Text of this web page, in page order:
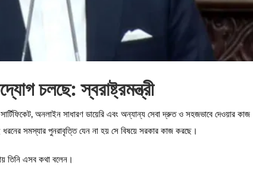
চলছে: স্বরাষ্ট্রমন্ত্রী
সার্টিফিকেট, অনলাইন সাধারণ ডায়েরি এবং অন্যান্য সেবা দ্রুত ও সহজভাবে দেওয়ার কাজ
সমস্যার পুনরাবৃত্তি যেন না হয় সে বিষয়ে সরকার কাজ করছে।
তিনি এসব কথা বলেন।